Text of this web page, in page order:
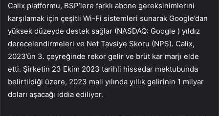
Calix platformu, BSP’lere farklı abone gereksinimlerini
karşılamak için çeşitli Wi-Fi sistemleri sunarak Google’dan
yüksek düzeyde destek sağlar (NASDAQ: Google ) yıldız
derecelendirmeleri ve Net Tavsiye Skoru (NPS). Calix,
2023’ün 3. çeyreğinde rekor gelir ve brüt kar marjı elde
etti. Şirketin 23 Ekim 2023 tarihli hissedar mektubunda
belirtildiği üzere, 2023 mali yılında yıllık gelirinin 1 milyar
doları aşacağı iddia ediliyor.